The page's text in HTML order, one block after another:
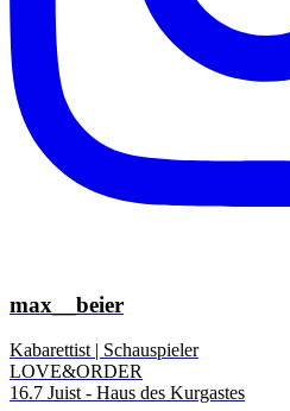
max__beier
Kabarettist | Schauspieler
LOVE&ORDER
16.7 Juist - Haus des Kurgastes